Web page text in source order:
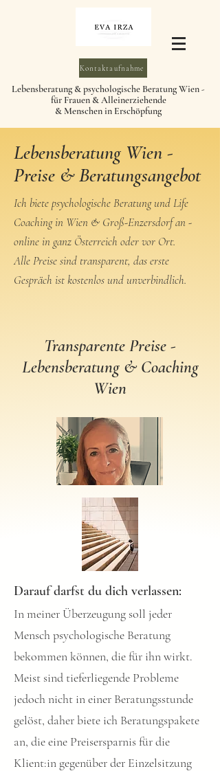
Kontaktaufnahme
Lebensberatung & psychologische Beratung Wien -
für Frauen & Alleinerziehende
& Menschen in Erschöpfung
Lebensberatung Wien -
Preise & Beratungsangebot
Ich biete psychologische Beratung und Life
Coaching in Wien & Groß-Enzersdorf an -
online in ganz Österreich oder vor Ort.
Alle Preise sind transparent, das erste
Gespräch ist kostenlos und unverbindlich.
Transparente Preise -
Lebensberatung & Coaching
Wien
Darauf darfst du dich verlassen:
In meiner Überzeugung soll jeder
Mensch psychologische Beratung
bekommen können, die für ihn wirkt.
Meist sind tieferliegende Probleme
jedoch nicht in einer Beratungsstunde
gelöst, daher biete ich Beratungspakete
an, die eine Preisersparnis für die
Klient:in gegenüber der Einzelsitzung